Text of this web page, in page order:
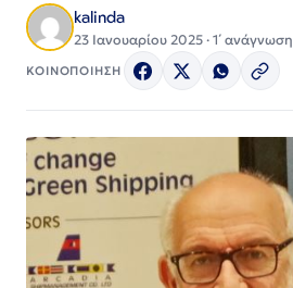
kalinda
23 Ιανουαρίου 2025 · 1΄ ανάγνωση
ΚΟΙΝΟΠΟΙΗΣΗ